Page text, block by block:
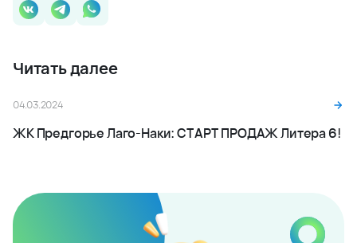
Читать далее
04.03.2024
ЖК Предгорье Лаго-Наки: СТАРТ ПРОДАЖ Литера 6!